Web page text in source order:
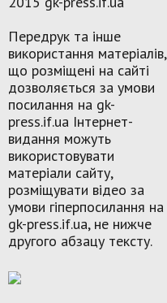
Передрук та інше
використання матеріалів,
що розміщені на сайті
дозволяється за умови
посилання на gk-
press.if.ua Інтернет-
видання можуть
використовувати
матеріали сайту,
розміщувати відео за
умови гіперпосилання на
gk-press.if.ua, не нижче
другого абзацу тексту.